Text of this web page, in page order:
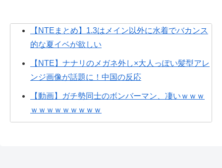
【NTEまとめ】1.3はメイン以外に水着でバカンス
的な夏イベが欲しい
【NTE】ナナリのメガネ外し×大人っぽい髪型アレ
ンジ画像が話題に！中国の反応
【動画】ガチ勢同士のボンバーマン、凄いｗｗｗ
ｗｗｗｗｗｗｗｗｗ